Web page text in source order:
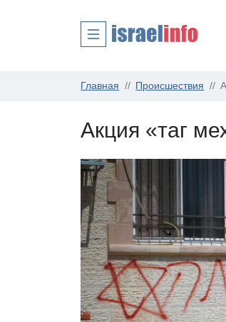
Главная Происшествия
Акция «таг